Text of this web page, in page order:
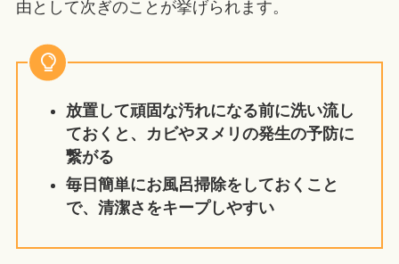
由として次ぎのことが挙げられます。
放置して頑固な汚れになる前に洗い流し
ておくと、カビやヌメリの発生の予防に
繋がる
毎日簡単にお風呂掃除をしておくこと
で、清潔さをキープしやすい